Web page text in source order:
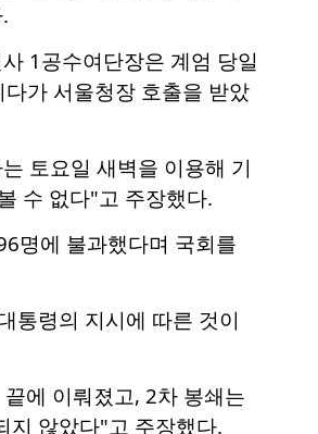
1공수여단장은 계엄 당일
가 서울청장 호출을 받았
토요일 새벽을 이용해 기
수 없다"고 주장했다.
명에 불과했다며 국회를
통령의 지시에 따른 것이
에 이뤄졌고, 2차 봉쇄는
지 않았다"고 주장했다.